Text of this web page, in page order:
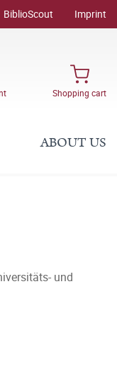
BiblioScout Imprint
Shopping cart
ABOUT US
und